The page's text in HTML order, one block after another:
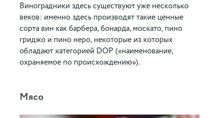
Виноградники здесь существуют уже несколько
веков: именно здесь производят такие ценные
сорта вин как барбера, бонарда, москато, пино
гриджо и пино неро, некоторые из которых
обладают категорией DOP («наименование,
охраняемое по происхождению»).
Мясо